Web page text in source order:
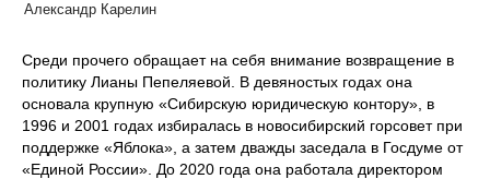
Александр Карелин
Среди прочего обращает на себя внимание возвращение в
политику Лианы Пепеляевой. В девяностых годах она
основала крупную «Сибирскую юридическую контору», в
1996 и 2001 годах избиралась в новосибирский горсовет при
поддержке «Яблока», а затем дважды заседала в Госдуме от
«Единой России». До 2020 года она работала директором